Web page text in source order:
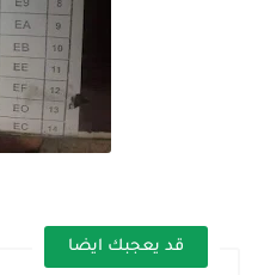
قد يعجبك ايضا